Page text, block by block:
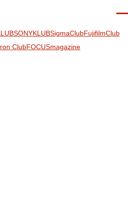
SONYKLUBSigmaClubFujifilmClub
ClubFOCUSmagazine